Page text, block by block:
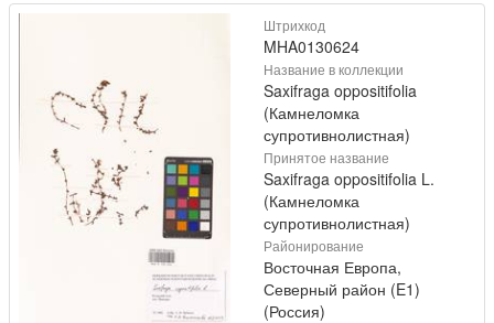
Штрихкод
MHA0130624
Название в коллекции
Saxifraga oppositifolia
(Камнеломка
супротивнолистная)
Принятое название
Saxifraga oppositifolia L.
(Камнеломка
супротивнолистная)
Районирование
Восточная Европа,
Северный район (E1)
(Россия)